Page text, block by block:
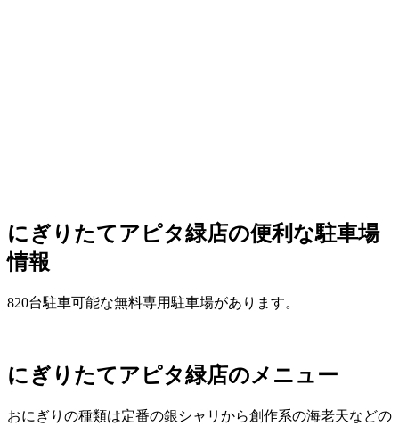
にぎりたてアピタ緑店の便利な駐車場
情報
820台駐車可能な無料専用駐車場があります。
にぎりたてアピタ緑店のメニュー
おにぎりの種類は定番の銀シャリから創作系の海老天などの